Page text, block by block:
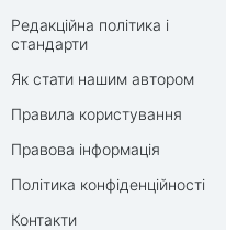
Редакційна політика і
стандарти
Як стати нашим автором
Правила користування
Правова інформація
Політика конфіденційності
Контакти